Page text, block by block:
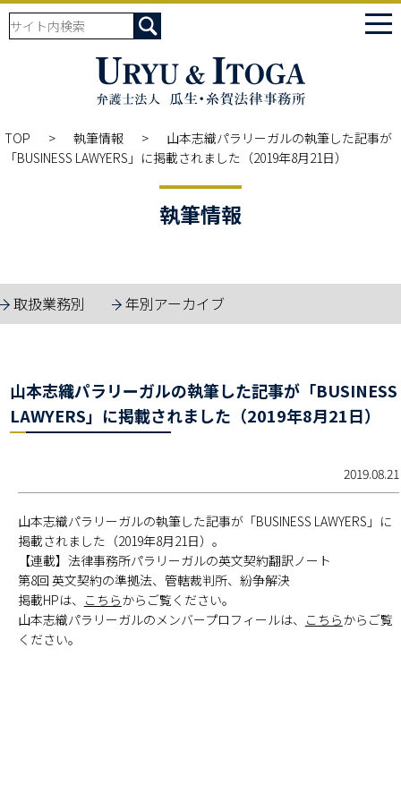
TOP 執筆情報
山本志織パラリーガルの執筆した記事が
「BUSINESS LAWYERS」に掲載されました（2019年8月21日）
執筆情報
取扱業務別 年別アーカイブ
山本志織パラリーガルの執筆した記事が「BUSINESS
LAWYERS」に掲載されました（2019年8月21日）
2019.08.21
山本志織パラリーガルの執筆した記事が「BUSINESS LAWYERS」に
掲載されました（2019年8月21日）。
【連載】法律事務所パラリーガルの英文契約翻訳ノート
第8回 英文契約の準拠法、管轄裁判所、紛争解決
掲載HPは、 こちらからご覧ください。
山本志織パラリーガルのメンバープロフィールは、 こちらからご覧
ください。